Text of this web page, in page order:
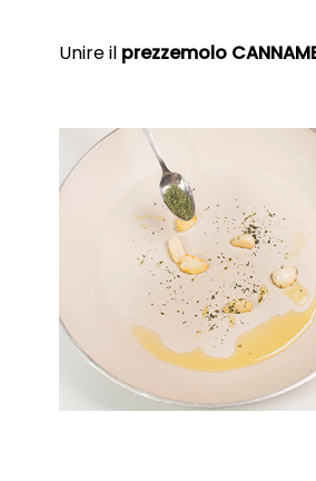
Unire il prezzemolo